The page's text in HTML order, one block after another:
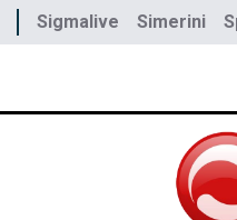
Sigmalive Simerini